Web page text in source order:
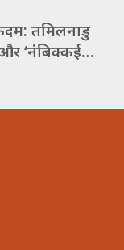
तमिलनाडु
‘नंबिक्कई